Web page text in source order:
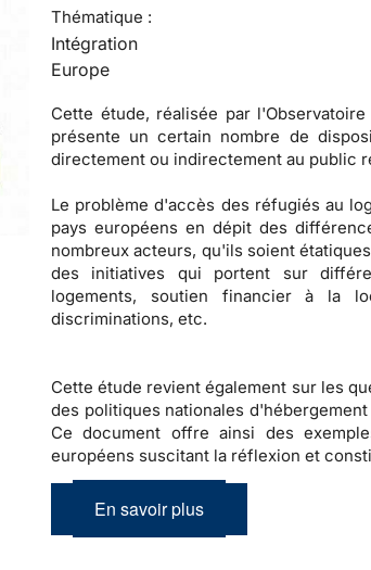
Thématique :
Intégration
Europe
Cette étude, réalisée par l'
présente un certain nombre de
directement ou indirectement au public
Le problème d'accès des réfugiés au
pays européens en dépit des
nombreux acteurs, qu'ils soient
des initiatives qui portent sur
logements, soutien financier à la
discriminations, etc.
Cette étude revient également sur les
des politiques nationales
Ce document offre ainsi des
européens suscitant la réflexion et
En savoir plus